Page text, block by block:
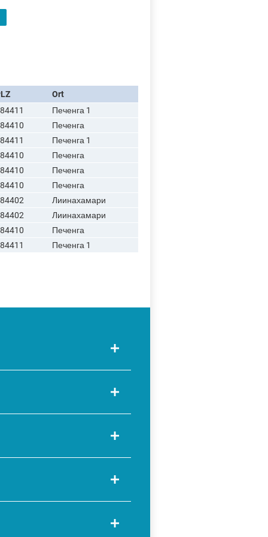
Ort
Печенга 1
Печенга
Печенга 1
Печенга
Печенга
Печенга
Лиинахамари
Лиинахамари
Печенга
Печенга 1